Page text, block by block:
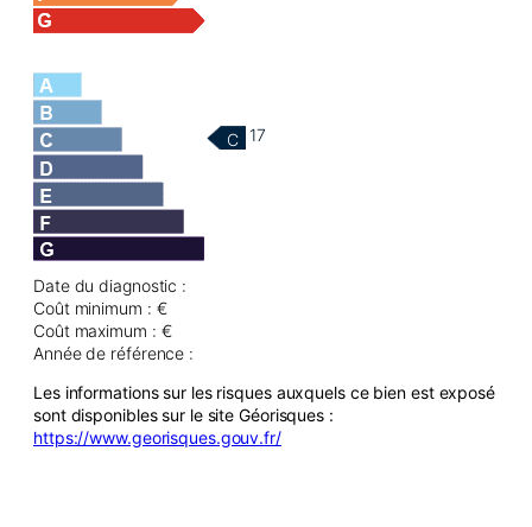
C 17
Date du diagnostic :
Coût minimum : €
Coût maximum : €
Année de référence :
Les informations sur les risques auxquels ce bien est exposé
sont disponibles sur le site Géorisques :
https://www.georisques.gouv.fr/